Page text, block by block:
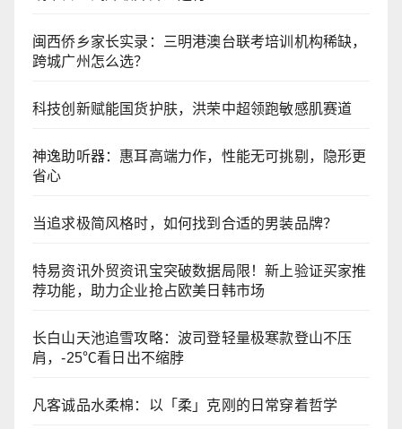
闽西侨乡家长实录：三明港澳台联考培训机构稀缺，
跨城广州怎么选？
科技创新赋能国货护肤，洪荣中超领跑敏感肌赛道
神逸助听器：惠耳高端力作，性能无可挑剔，隐形更
省心
当追求极简风格时，如何找到合适的男装品牌？
特易资讯外贸资讯宝突破数据局限！新上验证买家推
荐功能，助力企业抢占欧美日韩市场
长白山天池追雪攻略：波司登轻量极寒款登山不压
肩，-25℃看日出不缩脖
凡客诚品水柔棉：以「柔」克刚的日常穿着哲学